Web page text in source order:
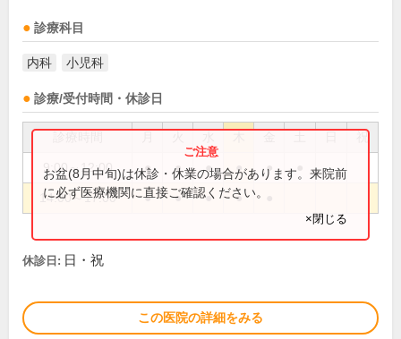
診療科目
内科 小児科
診療/受付時間・休診日
祝
9:00～12:00 ● ● ● ● ●
14:00～17:00 ● ● ● ●
お盆(8月中旬)は休診・休業の場合があります。来院前
に必ず医療機関に直接ご確認ください。
×閉じる
休診日: 日・祝
この医院の詳細をみる